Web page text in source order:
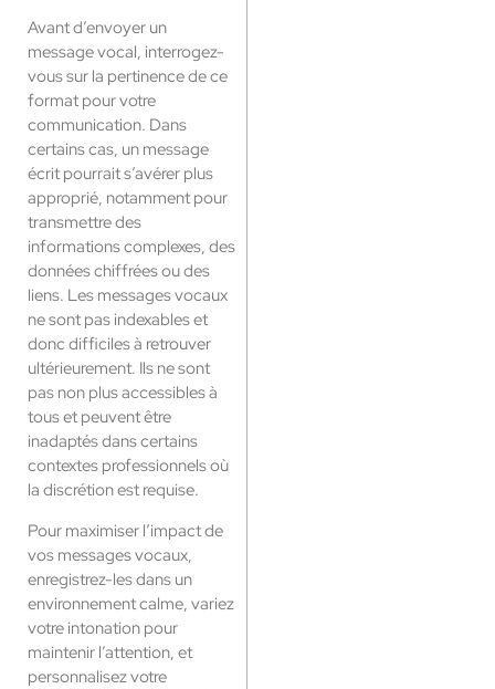
Avant d’envoyer un
message vocal, interrogez-
vous sur la pertinence de ce
format pour votre
communication. Dans
certains cas, un message
écrit pourrait s’avérer plus
approprié, notamment pour
transmettre des
informations complexes, des
données chiffrées ou des
liens. Les messages vocaux
ne sont pas indexables et
donc difficiles à retrouver
ultérieurement. Ils ne sont
pas non plus accessibles à
tous et peuvent être
inadaptés dans certains
contextes professionnels où
la discrétion est requise.
Pour maximiser l’impact de
vos messages vocaux,
enregistrez-les dans un
environnement calme, variez
votre intonation pour
maintenir l’attention, et
personnalisez votre